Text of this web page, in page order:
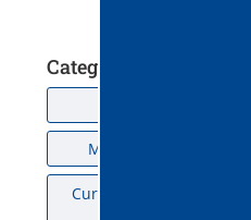
Categorii
Mașini de spălat
Curățitor geamuri la